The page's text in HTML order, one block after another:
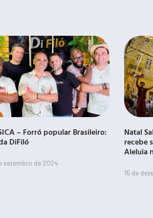
– Forró popular Brasileiro:
DiFiló
setembro de 2024
Natal
recebe
Aleluia
15 de